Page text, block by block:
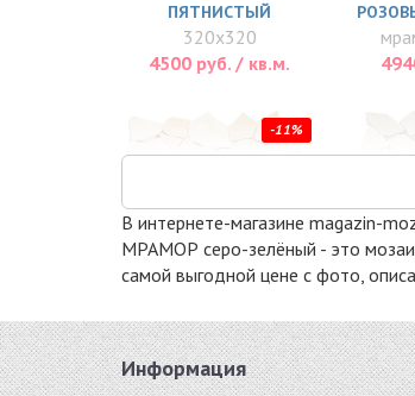
ПЯТНИСТЫЙ
320x320
4500 руб. / кв.м.
-11%
RIM III
мрамор 305x305
5429 руб. / кв.м.
В интернете-магазине magazin-
МРАМОР серо-зелёный - это
самой выгодной цене с фото,
Информация